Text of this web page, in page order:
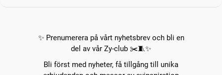
✨ Prenumerera på vårt nyhetsbrev och bli en
del av vår Zy-club ✂️🧵✨
Bli först med nyheter, få tillgång till unika